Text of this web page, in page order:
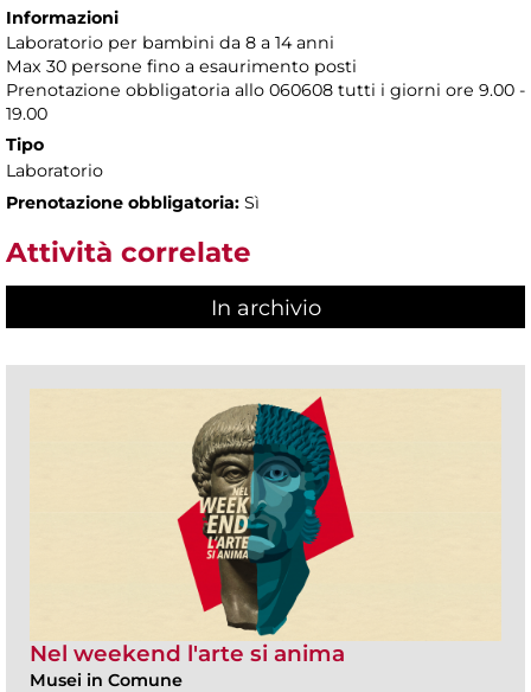
Informazioni
Laboratorio per bambini da 8 a 14 anni
Max 30 persone fino a esaurimento posti
Prenotazione obbligatoria allo 060608 tutti i giorni ore 9.00 -
19.00
Tipo
Laboratorio
Prenotazione obbligatoria: Sì
Attività correlate
In archivio
Nel weekend l'arte si anima
Musei in Comune